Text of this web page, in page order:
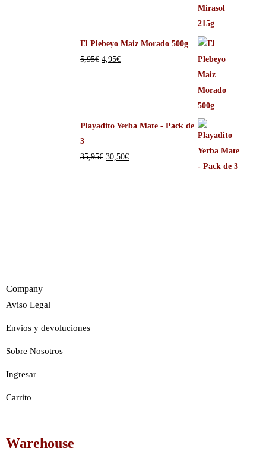
El Plebeyo Maiz Morado 500g
5,95€ 4,95€
Playadito Yerba Mate - Pack de
3
35,95€ 30,50€
Company
Aviso Legal
Envios y devoluciones
Sobre Nosotros
Ingresar
Carrito
Warehouse